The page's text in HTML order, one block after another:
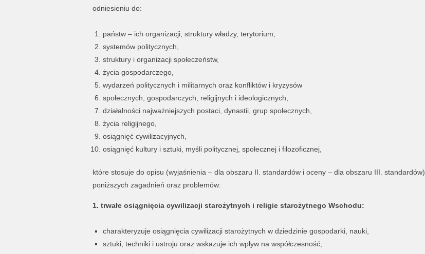
odniesieniu do:
państw – ich organizacji, struktury władzy, terytorium,
systemów politycznych,
struktury i organizacji społeczeństw,
życia gospodarczego,
wydarzeń politycznych i militarnych oraz konfliktów i kryzysów
społecznych, gospodarczych, religijnych i ideologicznych,
działalności najważniejszych postaci, dynastii, grup społecznych,
życia religijnego,
osiągnięć cywilizacyjnych,
osiągnięć kultury i sztuki, myśli politycznej, społecznej i filozoficznej,
które stosuje do opisu (wyjaśnienia – dla obszaru II. standardów i oceny – dla obszaru III. standardów)
poniższych zagadnień oraz problemów:
1. trwałe osiągnięcia cywilizacji starożytnych i religie starożytnego Wschodu:
charakteryzuje osiągnięcia cywilizacji starożytnych w dziedzinie gospodarki, nauki,
sztuki, techniki i ustroju oraz wskazuje ich wpływ na współczesność,